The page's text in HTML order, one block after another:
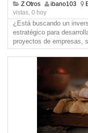
Z Otros ibano103
vistas, 0 hoy
¿Está buscando un
estratégico para
proyectos de empresas,